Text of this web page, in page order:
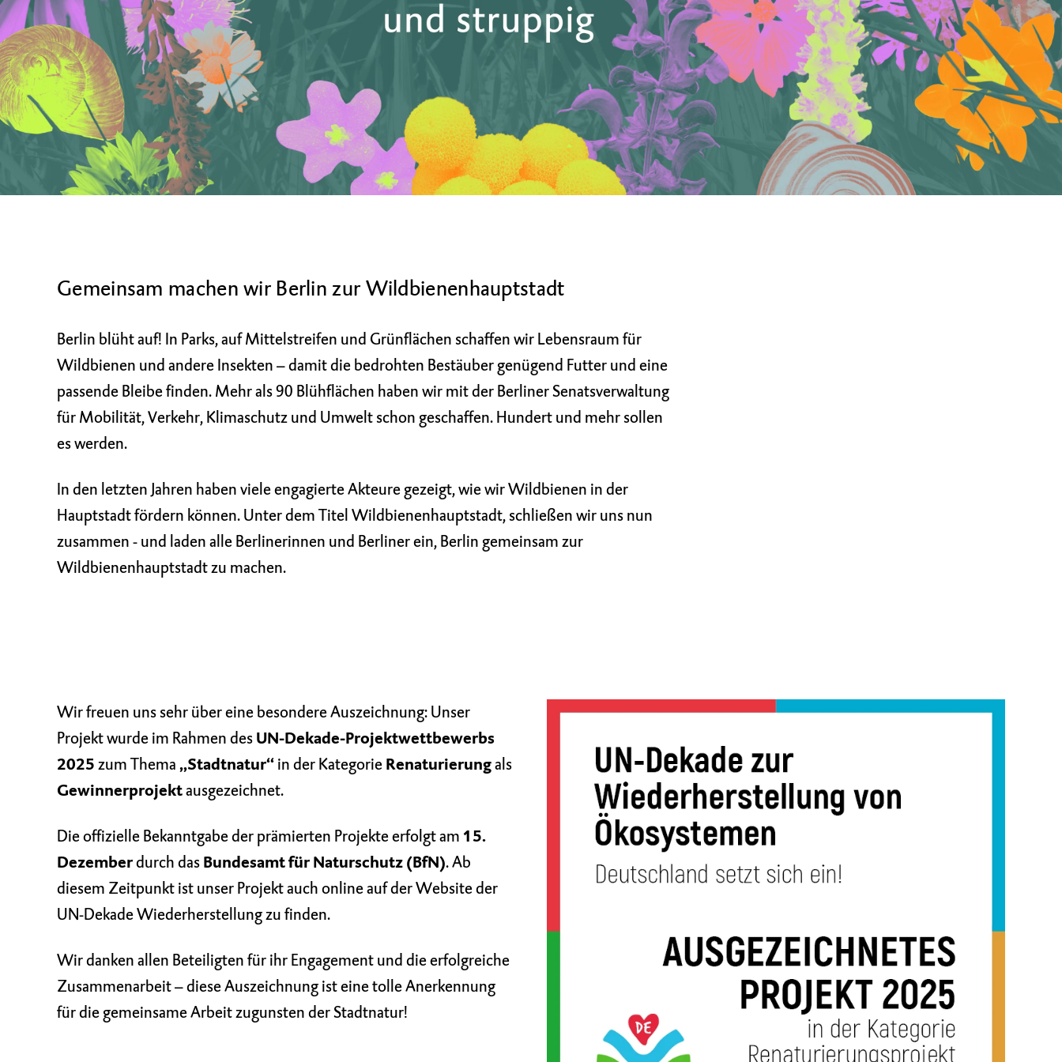
Gemeinsam machen wir Berlin zur Wildbienenhauptstadt
Berlin blüht auf! In Parks, auf Mittelstreifen und Grünflächen schaffen wir Lebensraum für
Wildbienen und andere Insekten – damit die bedrohten Bestäuber genügend Futter und eine
passende Bleibe finden. Mehr als 90 Blühflächen haben wir mit der Berliner Senatsverwaltung
für Mobilität, Verkehr, Klimaschutz und Umwelt schon geschaffen. Hundert und mehr sollen
es werden.
In den letzten Jahren haben viele engagierte Akteure gezeigt, wie wir Wildbienen in der
Hauptstadt fördern können. Unter dem Titel Wildbienenhauptstadt, schließen wir uns nun
zusammen - und laden alle Berlinerinnen und Berliner ein, Berlin gemeinsam zur
Wildbienenhauptstadt zu machen.
Wir freuen uns sehr über eine besondere Auszeichnung: Unser
Projekt wurde im Rahmen des UN-Dekade-Projektwettbewerbs
2025 zum Thema „Stadtnatur“ in der Kategorie Renaturierungals
Gewinnerprojektausgezeichnet.
Die offizielle Bekanntgabe der prämierten Projekte erfolgt am 15.
Dezemberdurch das Bundesamt für Naturschutz (BfN). Ab
diesem Zeitpunkt ist unser Projekt auch online auf der Website der
UN-Dekade Wiederherstellung zu finden.
Wir danken allen Beteiligten für ihr Engagement und die erfolgreiche
Zusammenarbeit – diese Auszeichnung ist eine tolle Anerkennung
für die gemeinsame Arbeit zugunsten der Stadtnatur!